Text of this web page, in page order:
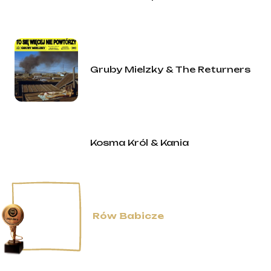
Gruby Mielzky & The Returners
Kosma Król & Kania
Rów Babicze